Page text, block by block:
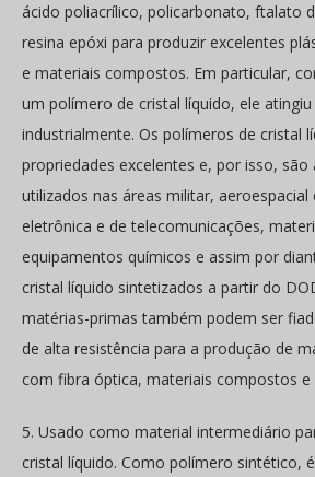
ácido poliacrílico, policarbonato, ftalato
resina epóxi para produzir excelentes
e materiais compostos. Em particular,
um polímero de cristal líquido, ele
industrialmente. Os polímeros de cristal
propriedades excelentes e, por isso, são
utilizados nas áreas militar, aeroespacial
eletrônica e de telecomunicações,
equipamentos químicos e assim por
cristal líquido sintetizados a partir do
matérias-primas também podem ser
de alta resistência para a produção de
com fibra óptica, materiais compostos e
5. Usado como material intermediário
cristal líquido. Como polímero sintético,